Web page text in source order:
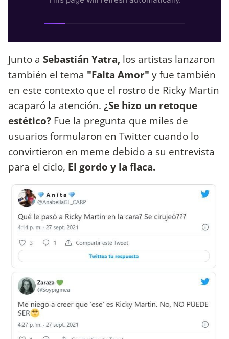
Junto a Sebastián Yatra, los artistas lanzaron
también el tema "Falta Amor" y fue también
en este contexto que el rostro de Ricky Martin
acaparó la atención. ¿Se hizo un retoque
estético? Fue la pregunta que miles de
usuarios formularon en Twitter cuando lo
convirtieron en meme debido a su entrevista
para el ciclo, El gordo y la flaca.